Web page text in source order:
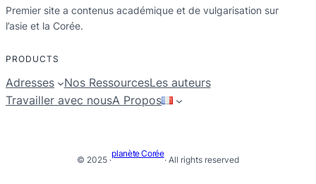
Premier site a contenus académique et de vulgarisation sur
l’asie et la Corée.
PRODUCTS
Adresses Nos RessourcesLes auteurs
Travailler avec nousA Propos
© 2025 ·
planète Corée
· All rights reserved